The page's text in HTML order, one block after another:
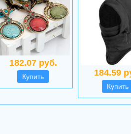
182.07 руб.
Купить 184.59
Купить